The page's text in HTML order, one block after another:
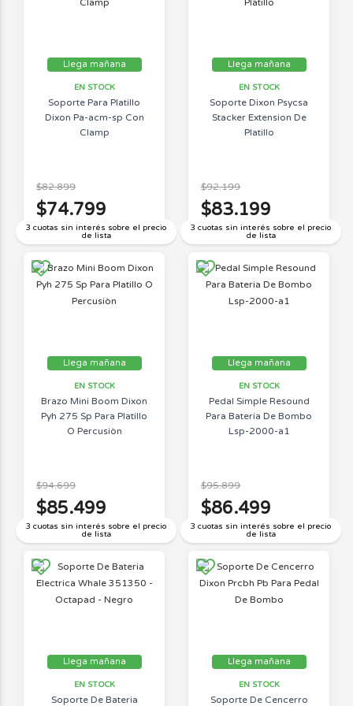
Llega mañana
EN STOCK
Soporte Para Platillo
Dixon Pa-acm-sp Con
Clamp
3 cuotas sin interés sobre el precio
de lista
$82.899
$74.799
Llega mañana
EN STOCK
Soporte Dixon Psycsa
Stacker Extension De
Platillo
3 cuotas sin interés sobre el precio
de lista
$92.199
$83.199
Llega mañana
EN STOCK
Brazo Mini Boom Dixon
Pyh 275 Sp Para Platillo
O Percusiòn
3 cuotas sin interés sobre el precio
de lista
$94.699
$85.499
Llega mañana
EN STOCK
Pedal Simple Resound
Para Bateria De Bombo
Lsp-2000-a1
3 cuotas sin interés sobre el precio
de lista
$95.899
$86.499
Llega mañana
EN STOCK
Soporte De Bateria
Llega mañana
EN STOCK
Soporte De Cencerro